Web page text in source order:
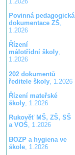
Povinná pedagogická
dokumentace ZŠ,
1.2026
Řízení
málotřídní školy,
1.2026
202 dokumentů
ředitele školy, 1.2026
Řízení mateřské
školy, 1.2026
Rukověť MŠ, ZŠ, SŠ
a VOŠ, 1.2026
BOZP a hygiena ve
škole, 1.2026